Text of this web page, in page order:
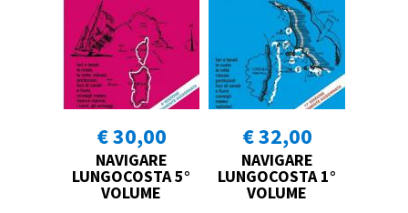
€ 30,00
NAVIGARE
LUNGOCOSTA 5°
VOLUME
€ 32,00
NAVIGARE
LUNGOCOSTA 1°
VOLUME